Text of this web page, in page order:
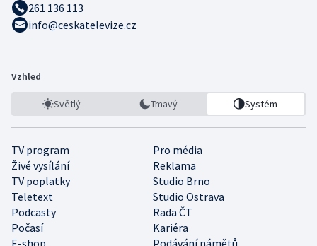
261 136 113
info@ceskatelevize.cz
Vzhled
Světlý Tmavý Systém
TV program
Pro média
Živé vysílání
Reklama
TV poplatky
Studio Brno
Teletext
Studio Ostrava
Podcasty
Rada ČT
Počasí
Kariéra
E-shop
Podávání námětů